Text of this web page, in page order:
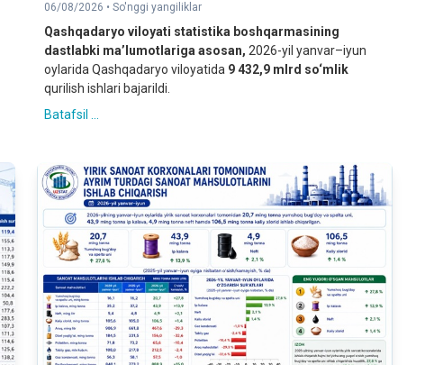
06/08/2026 •So'nggi yangiliklar
Qashqadaryo viloyati statistika boshqarmasining
dastlabki ma’lumotlariga asosan,2026-yil yanvar–iyun
oylarida Qashqadaryo viloyatida 9 432,9 mlrd so‘mlik
qurilish ishlari bajarildi.
Batafsil ...